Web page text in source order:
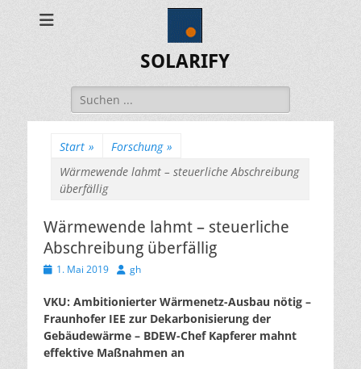
SOLARIFY
Suchen
nach:
Start » Forschung »
Wärmewende lahmt – steuerliche Abschreibung
überfällig
Wärmewende lahmt – steuerliche
Abschreibung überfällig
Veröffentlicht
1. Mai 2019 Autor
gh
VKU: Ambitionierter Wärmenetz-Ausbau nötig –
Fraunhofer IEE zur Dekarbonisierung der
Gebäudewärme – BDEW-Chef Kapferer mahnt
effektive Maßnahmen an